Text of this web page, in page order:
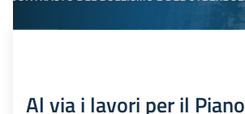
Al via i lavori per il Piano